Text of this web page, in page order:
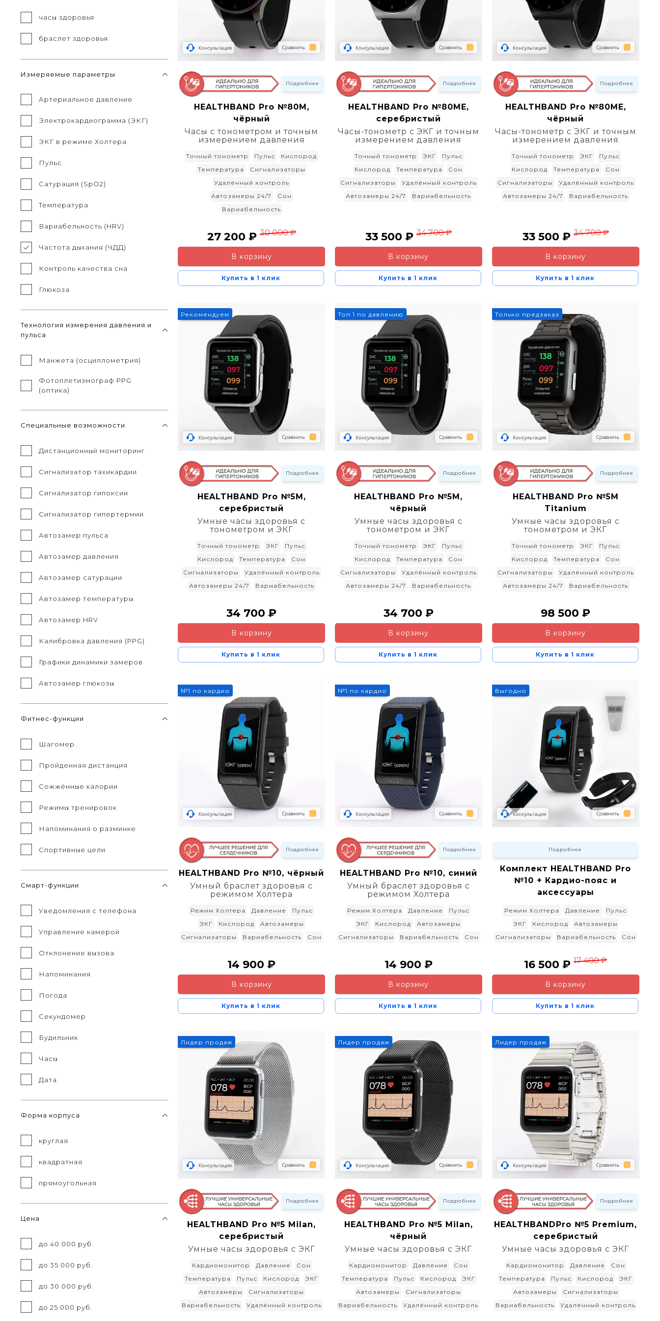
часы здоровья
браслет здоровья
Измеряемые параметры
Артериальное давление
Электрокардиограмма (ЭКГ)
ЭКГ в режиме Холтера
Пульс
Сатурация (SpO2)
Температура
Вариабельность (HRV)
Частота дыхания (ЧДД)
Контроль качества сна
Глюкоза
Технология измерения давления и
пульса
Манжета (осциллометрия)
Фотоплетизмограф PPG
(оптика)
Специальные возможности
Дистанционный мониторинг
Сигнализатор тахикардии
Сигнализатор гипоксии
Сигнализатор гипертермии
Автозамер пульса
Автозамер давления
Автозамер сатурации
Автозамер температуры
Автозамер HRV
Калибровка давления (PPG)
Графики динамики замеров
Автозамер глюкозы
Фитнес-функции
Шагомер
Пройденная дистанция
Сожжённые калории
Режимы тренировок
Напоминания о разминке
Спортивные цели
Смарт-функции
Уведомления с телефона
Управление камерой
Отклонение вызова
Напоминания
Погода
Секундомер
Будильник
Часы
Дата
Форма корпуса
круглая
квадратная
прямоугольная
Цена
до 40 000 руб.
до 35 000 руб.
до 30 000 руб.
до 25 000 руб.
Подробнее
HEALTHBAND Pro №80M,
чёрный
Часы с тонометром и точным
измерением давления
Точный тонометр Пульс
Кислород
Температура
Сигнализаторы
Удалённый контроль
Автозамеры 24/7
Сон
Вариабельность
27 200 ₽ 30 000 ₽
В корзину
Купить в 1 клик
Подробнее
HEALTHBAND Pro №80ME,
серебристый
Часы-тонометр с ЭКГ и точным
измерением давления
Точный тонометр ЭКГ
Пульс
Кислород
Температура
Сон
Сигнализаторы
Удалённый контроль
Автозамеры 24/7
Вариабельность
33 500 ₽ 34 700 ₽
В корзину
Купить в 1 клик
Подробнее
HEALTHBAND Pro №80ME,
чёрный
Часы-тонометр с ЭКГ и точным
измерением давления
Точный тонометр ЭКГ
Пульс
Кислород
Температура
Сон
Сигнализаторы
Удалённый контроль
Автозамеры 24/7
Вариабельность
33 500 ₽ 34 700 ₽
В корзину
Купить в 1 клик
Рекомендуем
Подробнее
HEALTHBAND Pro №5M,
серебристый
Умные часы здоровья с
тонометром и ЭКГ
Точный тонометр ЭКГ
Пульс
Кислород
Температура
Сон
Сигнализаторы
Удалённый контроль
Автозамеры 24/7
Вариабельность
34 700 ₽
В корзину
Купить в 1 клик
Топ 1 по давлению
Подробнее
HEALTHBAND Pro №5M,
чёрный
Умные часы здоровья с
тонометром и ЭКГ
Точный тонометр ЭКГ
Пульс
Кислород
Температура
Сон
Сигнализаторы
Удалённый контроль
Автозамеры 24/7
Вариабельность
34 700 ₽
В корзину
Купить в 1 клик
Только предзаказ
Подробнее
HEALTHBAND Pro №5M
Titanium
Умные часы здоровья с
тонометром и ЭКГ
Точный тонометр ЭКГ
Пульс
Кислород
Температура
Сон
Сигнализаторы
Удалённый контроль
Автозамеры 24/7
Вариабельность
98 500 ₽
В корзину
Купить в 1 клик
№1 по кардио
Подробнее
HEALTHBAND Pro №10, чёрный
Умный браслет здоровья с
режимом Холтера
Режим Холтера Давление
Пульс
ЭКГ
Кислород
Автозамеры
Сигнализаторы
Вариабельность Сон
14 900 ₽
В корзину
Купить в 1 клик
№1 по кардио
Подробнее
HEALTHBAND Pro №10, синий
Умный браслет здоровья с
режимом Холтера
Режим Холтера Давление
Пульс
ЭКГ
Кислород
Автозамеры
Сигнализаторы
Вариабельность Сон
14 900 ₽
В корзину
Купить в 1 клик
5%
Выгодно
Подробнее
Комплект HEALTHBAND Pro
№10 + Кардио-пояс и
аксессуары
Режим Холтера Давление
Пульс
ЭКГ
Кислород
Автозамеры
Сигнализаторы
Вариабельность Сон
16 500 ₽17 400 ₽
В корзину
Купить в 1 клик
Лидер продаж
Подробнее
HEALTHBAND Pro №5 Milan,
серебристый
Умные часы здоровья с ЭКГ
Кардиомонитор Давление
Сон
Температура
Пульс Кислород
ЭКГ
Автозамеры
Сигнализаторы
Вариабельность
Удалённый контроль
Лидер продаж
Подробнее
HEALTHBAND Pro №5 Milan,
чёрный
Умные часы здоровья с ЭКГ
Кардиомонитор Давление
Сон
Температура
Пульс Кислород
ЭКГ
Автозамеры
Сигнализаторы
Вариабельность
Удалённый контроль
Лидер продаж
Подробнее
HEALTHBANDPro №5 Premium,
серебристый
Умные часы здоровья с ЭКГ
Кардиомонитор Давление
Сон
Температура
Пульс Кислород
ЭКГ
Автозамеры
Сигнализаторы
Вариабельность
Удалённый контроль